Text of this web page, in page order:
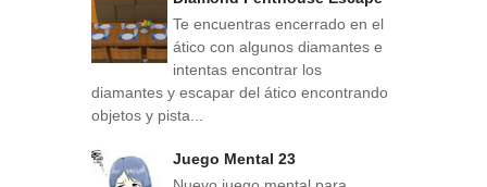
Te encuentras encerrado en el
ático con algunos diamantes e
intentas encontrar los
diamantes y escapar del ático encontrando
objetos y pista...
Juego Mental 23